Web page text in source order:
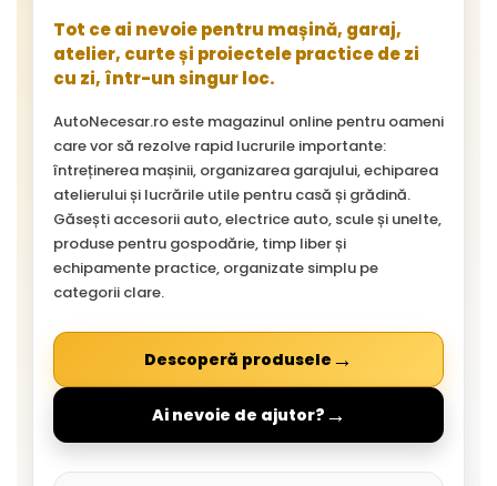
Tot ce ai nevoie pentru mașină, garaj,
atelier, curte și proiectele practice de zi
cu zi, într-un singur loc.
AutoNecesar.ro este magazinul online pentru oameni
care vor să rezolve rapid lucrurile importante:
întreținerea mașinii, organizarea garajului, echiparea
atelierului și lucrările utile pentru casă și grădină.
Găsești accesorii auto, electrice auto, scule și unelte,
produse pentru gospodărie, timp liber și
echipamente practice, organizate simplu pe
categorii clare.
Descoperă produsele →
Ai nevoie de ajutor? →